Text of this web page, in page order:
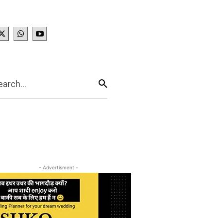
More
- Advertisment -